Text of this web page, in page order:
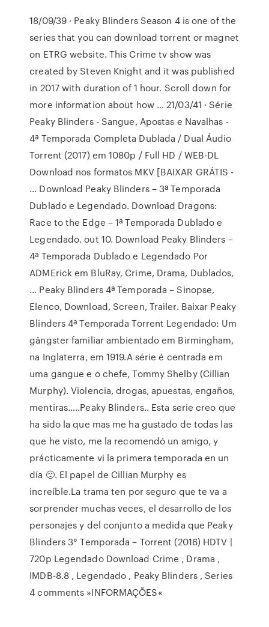
18/09/39 · Peaky Blinders Season 4 is one of the
series that you can download torrent or magnet
on ETRG website. This Crime tv show was
created by Steven Knight and it was published
in 2017 with duration of 1 hour. Scroll down for
more information about how … 21/03/41 · Série
Peaky Blinders - Sangue, Apostas e Navalhas -
4ª Temporada Completa Dublada / Dual Áudio
Torrent (2017) em 1080p / Full HD / WEB-DL
Download nos formatos MKV [BAIXAR GRÁTIS -
… Download Peaky Blinders – 3ª Temporada
Dublado e Legendado. Download Dragons:
Race to the Edge – 1ª Temporada Dublado e
Legendado. out 10. Download Peaky Blinders –
4ª Temporada Dublado e Legendado Por
ADMErick em BluRay, Crime, Drama, Dublados,
… Peaky Blinders 4ª Temporada – Sinopse,
Elenco, Download, Screen, Trailer. Baixar Peaky
Blinders 4ª Temporada Torrent Legendado: Um
gângster familiar ambientado em Birmingham,
na Inglaterra, em 1919.A série é centrada em
uma gangue e o chefe, Tommy Shelby (Cillian
Murphy). Violencia, drogas, apuestas, engaños,
mentiras…..Peaky Blinders.. Esta serie creo que
ha sido la que mas me ha gustado de todas las
que he visto, me la recomendó un amigo, y
prácticamente vi la primera temporada en un
día 🙂. El papel de Cillian Murphy es
increíble.La trama ten por seguro que te va a
sorprender muchas veces, el desarrollo de los
personajes y del conjunto a medida que Peaky
Blinders 3° Temporada – Torrent (2016) HDTV |
720p Legendado Download Crime , Drama ,
IMDB-8.8 , Legendado , Peaky Blinders , Series
4 comments »INFORMAÇÕES«